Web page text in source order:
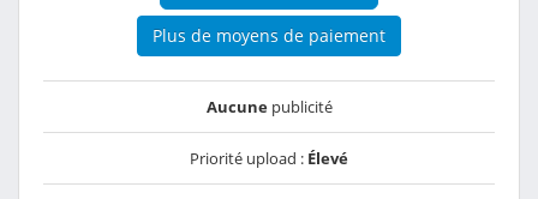
Plus de moyens de paiement
Aucunepublicité
Priorité upload : Élevé